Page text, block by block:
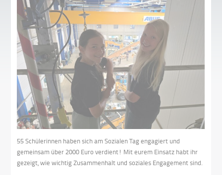
55 Schülerinnen haben sich am Sozialen Tag engagiert und
gemeinsam über 2000 Euro verdient! Mit eurem Einsatz habt ihr
gezeigt, wie wichtig Zusammenhalt und soziales Engagement sind.